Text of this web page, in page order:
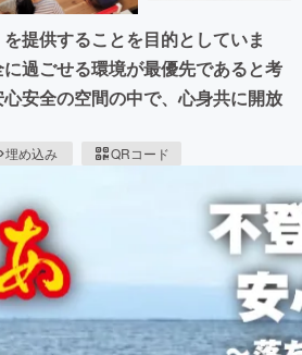
提供することを目的としていま
過ごせる環境が最優先であると考
安全の空間の中で、心身共に開放
埋め込み QRコード